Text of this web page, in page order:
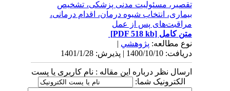
تقصیر، مسئولیت مدنی پزشکی، تشخیص
بیماری، انتخاب شیوه درمان، اقدام درمانی،
مراقبت‌های پس از عمل
متن کامل[PDF 518 kb]
نوع مطالعه:پژوهشي|
دریافت: 1400/10/10 | پذیرش: 1401/1/28
ارسال نظر درباره این مقاله : نام کاربری یا پست
الکترونیک شما: